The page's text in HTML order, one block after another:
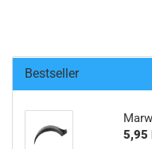
Bestseller
5,95